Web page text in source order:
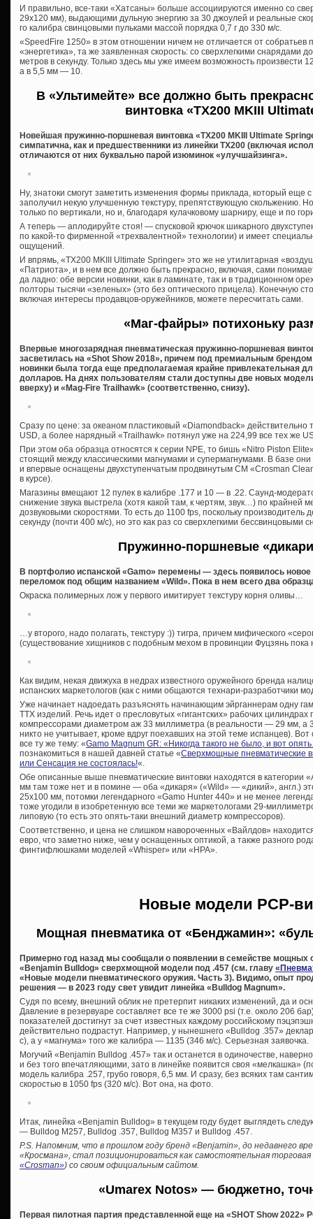
И правильно, все-таки «Хатсаны» больше ассоциируются именно со
29х120 мм), выдающими дульную энергию за 30 джоулей и реальные
го калибра свинцовыми пульками массой порядка 0,7 г до 330 м/с.
«SpeedFire 1250» в этом отношении ничем не отличается от собратьев
«энергетика», та же заявленная скорость: со сверхлегкими снарядами
метров в секунду. Только здесь мы уже имеем возможность произвести
а в 5,5 мм — 10.
В «Ультимейте» все должно быть
винтовка «TX200 MKIII
Новейшая пружинно-поршневая винтовка «TX200 MKIII Ultimate
симпатична, как и предшественники из линейки ТХ200 (включая
отличаются от них буквально парой изюминок «улучшайзинга».
Ну, знатоки смогут заметить изменения формы приклада, который еще
заполучил некую улучшенную текстуру, препятствующую скольжению.
только по вертикали, но и, благодаря кулачковому шарниру, еще и по
А теперь — аплодируйте стоя! — спусковой крючок шикарного
по какой-то фирменной «трехвалентной» технологии) и имеет
ощущений.
И впрямь, «TX200 MKIII Ultimate Springer» это же не утилитарная
«Патриота», и в нем все должно быть прекрасно, включая, сами
да ладно: обе версии новинки, как в ламинате, так и в традиционном
полторы тысячи «зеленых» (это без оптического прицела). Конечную
включая интересы продавцов-оружейников, можете пересчитать сами.
«Маг-файры» потихоньку
Впервые многозарядная пневматическая пружинно-поршневая
засветилась на «Shot Show 2018», причем под премиальным
новинки была тогда еще предполагаемая крайне привлекательная
долларов. На днях пользователям стали доступны две новых
вверху) и «Mag-Fire Trailhawk» (соответственно, снизу).
Сразу по цене: за океаном пластиковый «Diamondback»
USD, а более нарядный «Trailhawk» потянул уже на 224,99 все тех же
При этом оба образца относятся к серии NPE, то бишь «Nitro Piston
стоящий между классическими магнумами и супермагнумами. В базе
и впервые оснащены двухступенчатым продвинутым СМ «Crosman
в курсе).
Магазины вмещают 12 пулек в калибре .177 и 10 — в .22. Саунд-
снижение звука выстрела (хотя какой там, к чертям, звук…) по крайней
дозвуковыми скоростями. То есть до 1100 fps, поскольку
секунду (почти 400 м/с), но это как раз со сверхлегкими бессвинцовыми
Пружинно-поршневые
В портфолио испанской «Gamo» перемены — здесь появилось
переломок под общим названием «Wild». Пока в нем всего два
Окраска полимерных лож у первого имитирует текстуру корня оливы…
…у второго, надо полагать, текстуру :)) тигра, причем мифического
(существование хищников с подобным мехом в провинции Фуцзянь
Как видим, некая движуха в недрах известного оружейного бренда
испанских маркетологов (как с ними общаются технари-разработчики
Уже начинает надоедать разъяснять начинающим эйрганнерам одну
ТТХ изделий. Речь идет о пресловутых «гигантских» рабочих
компрессорами диаметром аж 33 миллиметра (в реальности — 29 мм,
никто не учитывает, кроме вдруг поехавших на этой теме испанцев).
все ту же тему: «Gamo Magnum GR: «Никогда такого не было, и вот
познакомиться в нашей давней статье «Сверхмощные пневматические
или Сенсация не состоялась!«.
Обе описанные выше пневматические винтовки находятся в категории
мм там тоже нет и в помине — оба «дикаря» («Wild» — «дикий», англ.)
25х100 мм, потомки легендарного «Gamo Hunter 440» и не менее
тоже угодили в изобретенную все теми же маркетологами 29-
липовую (то есть это опять-таки внешний диаметр компрессоров).
Соответственно, и цена не слишком навороченных «Вайлдов»
евро, что заметно ниже, чем у оснащенных оптикой, а также разного
финтифлюшками моделей «Whisper» или «HPA».
Новые модели PCP-
Мощная пневматика от «Бенджамин»:
Примерно год назад мы сообщали о появлении в семействе мощных
«Benjamin Bulldog» сверхмощной модели под .457 (см. главу
«Новые модели пневматического оружия. Часть 3). Видимо, опыт
решения — в 2023 году свет увидит линейка «Bulldog Magnum».
Судя по всему, внешний облик не претерпит никаких изменений, да и
Давление в резервуаре составляет все те же 3000 psi (т.е. около 206
показателей достигнут за счет известных каждому российскому
действительно подрастут. Например, у нынешнего «Bulldog .357»
с), а у «магнума» того же калибра — 1135 (346 м/с). Серьезная заявочка.
Могучий «Benjamin Bulldog .457» так и останется в одиночестве,
и без того впечатляющими, зато в линейке появится своя «мелкашка»
модель калибра .257, грубо говоря, 6,5 мм. И сразу, без всяких там
скоростью в 1050 fps (320 м/с). Вот она, на фото.
Итак, линейка «Benjamin Bulldog» в текущем году будет выглядеть
— Bulldog М257, Bulldog .357, Bulldog М357 и Bulldog .457.
P.S. Напомним, что в прошлом году бренд «Benjamin», до недавнего
«Кросмана», стал позиционироваться как самостоятельная торговая
«Crosman») со своим официальным сайтом.
«Umarex Notos» — бюджетно,
Первая пилотная партия представленной еще на «SHOT Show 2022»